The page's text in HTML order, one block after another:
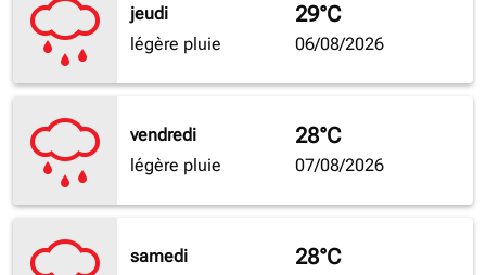
jeudi
légère pluie
29°C
06/08/2026
vendredi
légère pluie
28°C
07/08/2026
samedi
28°C